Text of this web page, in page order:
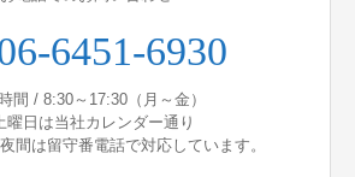
6451-6930
間 / 8:30～17:30（月～金）
日は当社カレンダー通り
間は留守番電話で対応しています。